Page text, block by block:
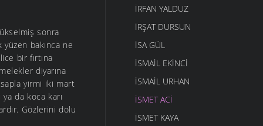
sonra
bakınca ne
bir fırtına
diyarına
yirmi iki mart
da koca karı
Gözlerini dolu
İRFAN YALDUZ
İRŞAT DURSUN
ISA GÜL
ISMAIL EKINCI
İSMAIL URHAN
İSMET ACI
ISMET KAYA